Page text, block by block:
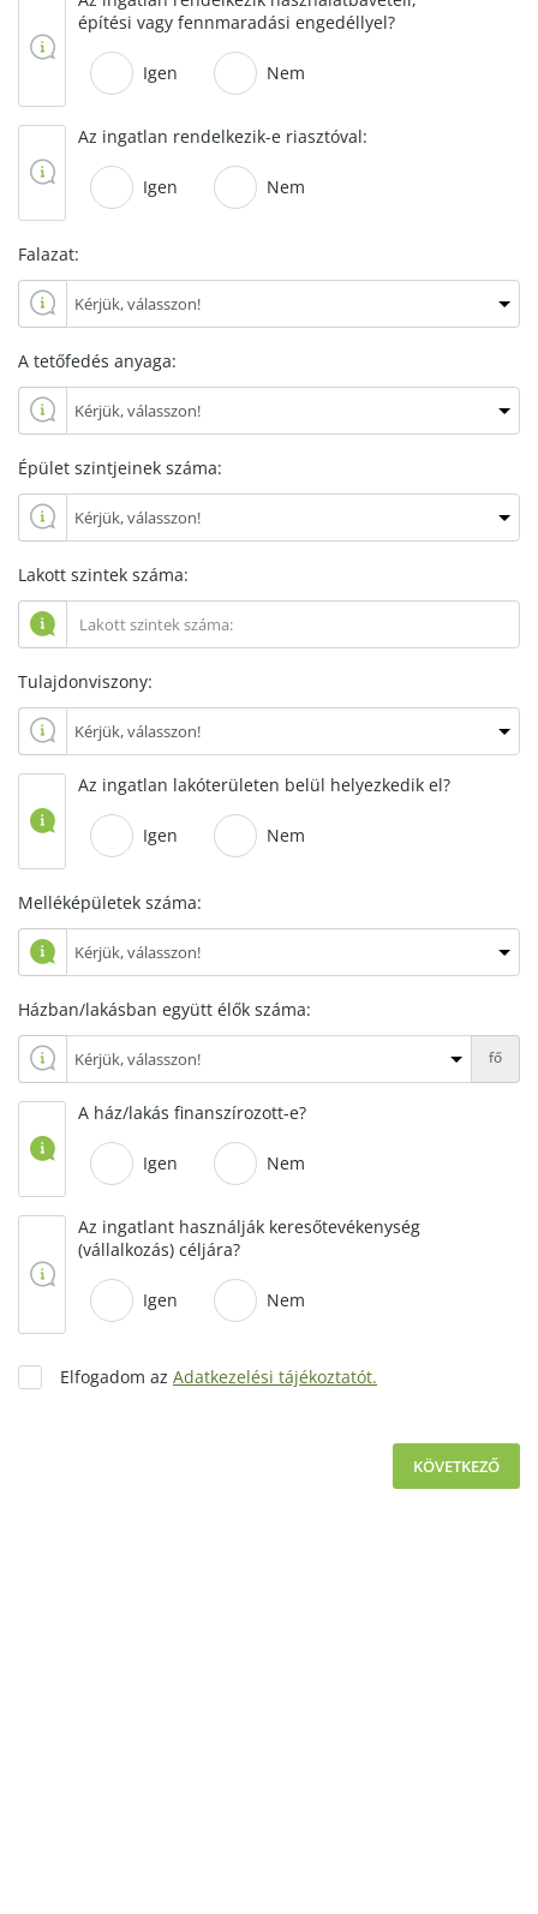
építési vagy fennmaradási engedéllyel?
Igen Nem
Az ingatlan rendelkezik-e riasztóval:
Igen Nem
Falazat:
A tetőfedés anyaga:
Épület szintjeinek száma:
Lakott szintek száma:
Tulajdonviszony:
Az ingatlan lakóterületen belül helyezkedik el?
Igen Nem
Melléképületek száma:
Házban/lakásban együtt élők száma:
fő
A ház/lakás finanszírozott-e?
Igen Nem
Az ingatlant használják keresőtevékenység
(vállalkozás) céljára?
Igen Nem
Elfogadom az Adatkezelési tájékoztatót.
KÖVETKEZŐ